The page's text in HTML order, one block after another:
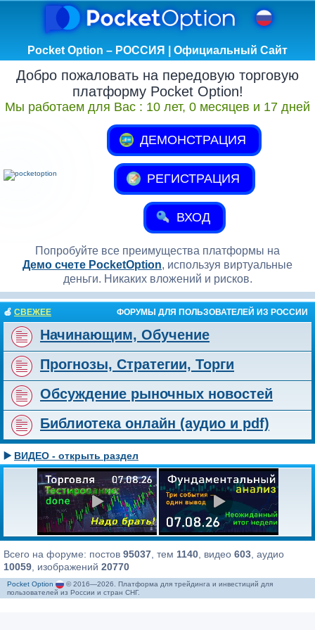
Pocket Option – РОССИЯ | Официальный Сайт
Добро пожаловать на передовую торговую
платформу Pocket Option!
Мы работаем для Вас : 10 лет, 0 месяцев и 17 дней
ДЕМОНСТРАЦИЯ
РЕГИСТРАЦИЯ
ВХОД
Попробуйте все преимущества платформы на
Демо счете PocketOption, используя виртуальные
деньги. Никаких вложений и рисков.
🍏 СВЕЖЕЕ ФОРУМЫ ДЛЯ ПОЛЬЗОВАТЕЛЕЙ ИЗ РОССИИ
Начинающим, Обучение
Прогнозы, Стратегии, Торги
Обсуждение рыночных новостей
Библиотека онлайн (аудио и pdf)
▶️ ВИДЕО - открыть раздел
Всего на форуме: постов 95037 , тем 1140 , видео 603 , аудио
10059 , изображений 20770
Pocket Option
© 2016—2026. Платформа для трейдинга и инвестиций для
пользователей из России и стран СНГ.